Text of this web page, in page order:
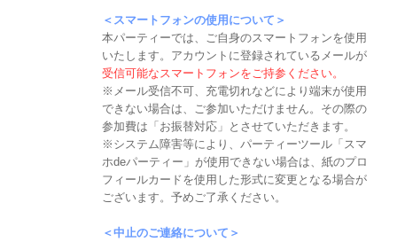
＜スマートフォンの使用について＞
本パーティーでは、ご自身のスマートフォンを使用
いたします。アカウントに登録されているメールが
受信可能なスマートフォンをご持参ください。
※メール受信不可、充電切れなどにより端末が使用
できない場合は、ご参加いただけません。その際の
参加費は「お振替対応」とさせていただきます。
※システム障害等により、パーティーツール「スマ
ホdeパーティー」が使用できない場合は、紙のプロ
フィールカードを使用した形式に変更となる場合が
ございます。予めご了承ください。
＜中止のご連絡について＞